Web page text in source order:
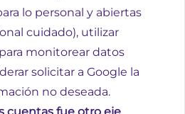
lo personal y abiertas
cuidado), utilizar
monitorear datos
solicitar a Google la
no deseada.
cuentas fue otro eje